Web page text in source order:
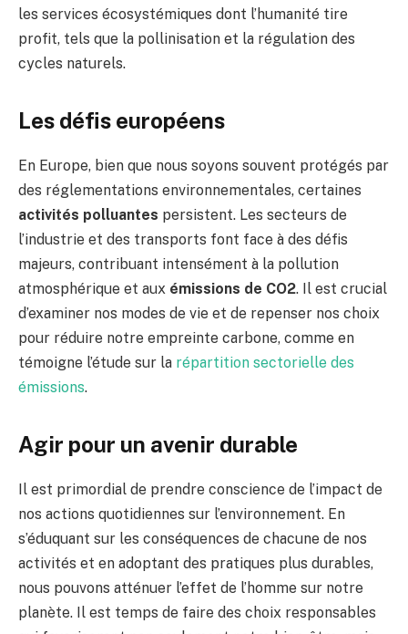
les services écosystémiques dont l’humanité tire
profit, tels que la pollinisation et la régulation des
cycles naturels.
Les défis européens
En Europe, bien que nous soyons souvent protégés par
des réglementations environnementales, certaines
activités polluantes persistent. Les secteurs de
l’industrie et des transports font face à des défis
majeurs, contribuant intensément à la pollution
atmosphérique et aux émissions de CO2. Il est crucial
d’examiner nos modes de vie et de repenser nos choix
pour réduire notre empreinte carbone, comme en
témoigne l’étude sur la répartition sectorielle des
émissions.
Agir pour un avenir durable
Il est primordial de prendre conscience de l’impact de
nos actions quotidiennes sur l’environnement. En
s’éduquant sur les conséquences de chacune de nos
activités et en adoptant des pratiques plus durables,
nous pouvons atténuer l’effet de l’homme sur notre
planète. Il est temps de faire des choix responsables